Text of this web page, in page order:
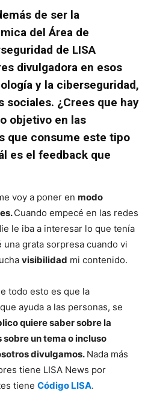
de ser la
del Área de
de LISA
divulgadora en esos
y la ciberseguridad,
sociales. ¿Crees que hay
objetivo en las
que consume este tipo
es el feedback que
voy a poner en modo
Cuando empecé en las redes
le iba a interesar lo que tenía
grata sorpresa cuando vi
visibilidad mi contenido.
todo esto es que la
ayuda a las personas, se
quiere saber sobre la
un tema o incluso
divulgamos. Nada más
tiene LISA News por
tiene Código LISA.